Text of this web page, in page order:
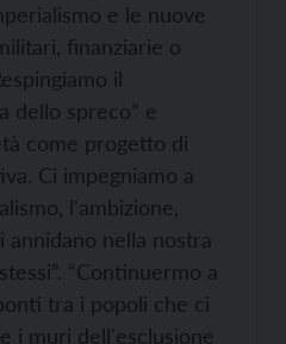
e le nuove
finanziarie o
il
dello spreco” e
come progetto di
Ci impegniamo a
l'ambizione,
annidano nella nostra
“Continuermo a
tra i popoli che ci
i muri dell'esclusione